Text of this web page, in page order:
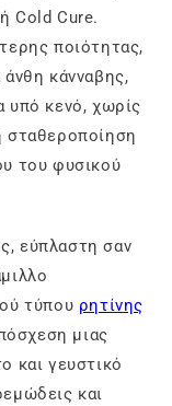
Cold Cure.
ποιότητας,
κάνναβης,
υπό κενό, χωρίς
σταθεροποίηση
του φυσικού
εύπλαστη σαν
τύπου ρητίνης
μιας
και γευστικό
και